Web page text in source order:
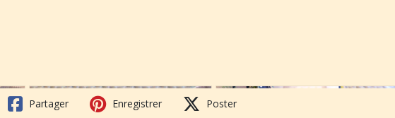
Partager Enregistrer Poster